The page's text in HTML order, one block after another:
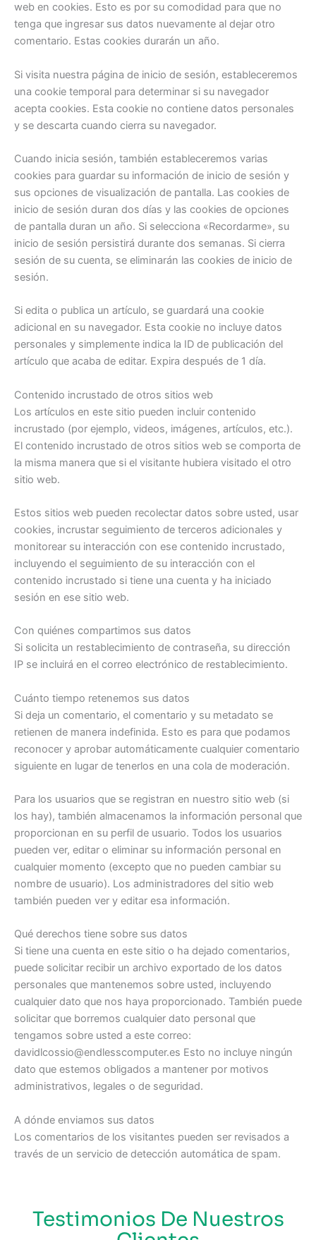
web en cookies. Esto es por su comodidad para que no
tenga que ingresar sus datos nuevamente al dejar otro
comentario. Estas cookies durarán un año.
Si visita nuestra página de inicio de sesión, estableceremos
una cookie temporal para determinar si su navegador
acepta cookies. Esta cookie no contiene datos personales
y se descarta cuando cierra su navegador.
Cuando inicia sesión, también estableceremos varias
cookies para guardar su información de inicio de sesión y
sus opciones de visualización de pantalla. Las cookies de
inicio de sesión duran dos días y las cookies de opciones
de pantalla duran un año. Si selecciona «Recordarme», su
inicio de sesión persistirá durante dos semanas. Si cierra
sesión de su cuenta, se eliminarán las cookies de inicio de
sesión.
Si edita o publica un artículo, se guardará una cookie
adicional en su navegador. Esta cookie no incluye datos
personales y simplemente indica la ID de publicación del
artículo que acaba de editar. Expira después de 1 día.
Contenido incrustado de otros sitios web
Los artículos en este sitio pueden incluir contenido
incrustado (por ejemplo, videos, imágenes, artículos, etc.).
El contenido incrustado de otros sitios web se comporta de
la misma manera que si el visitante hubiera visitado el otro
sitio web.
Estos sitios web pueden recolectar datos sobre usted, usar
cookies, incrustar seguimiento de terceros adicionales y
monitorear su interacción con ese contenido incrustado,
incluyendo el seguimiento de su interacción con el
contenido incrustado si tiene una cuenta y ha iniciado
sesión en ese sitio web.
Con quiénes compartimos sus datos
Si solicita un restablecimiento de contraseña, su dirección
IP se incluirá en el correo electrónico de restablecimiento.
Cuánto tiempo retenemos sus datos
Si deja un comentario, el comentario y su metadato se
retienen de manera indefinida. Esto es para que podamos
reconocer y aprobar automáticamente cualquier comentario
siguiente en lugar de tenerlos en una cola de moderación.
Para los usuarios que se registran en nuestro sitio web (si
los hay), también almacenamos la información personal que
proporcionan en su perfil de usuario. Todos los usuarios
pueden ver, editar o eliminar su información personal en
cualquier momento (excepto que no pueden cambiar su
nombre de usuario). Los administradores del sitio web
también pueden ver y editar esa información.
Qué derechos tiene sobre sus datos
Si tiene una cuenta en este sitio o ha dejado comentarios,
puede solicitar recibir un archivo exportado de los datos
personales que mantenemos sobre usted, incluyendo
cualquier dato que nos haya proporcionado. También puede
solicitar que borremos cualquier dato personal que
tengamos sobre usted a este correo:
davidlcossio@endlesscomputer.es Esto no incluye ningún
dato que estemos obligados a mantener por motivos
administrativos, legales o de seguridad.
A dónde enviamos sus datos
Los comentarios de los visitantes pueden ser revisados a
través de un servicio de detección automática de spam.
Testimonios De Nuestros